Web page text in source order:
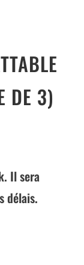
DE 3)
Il sera
délais.